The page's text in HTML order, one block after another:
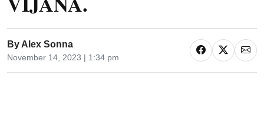
By Alex Sonna
November 14, 2023 | 1:34 pm